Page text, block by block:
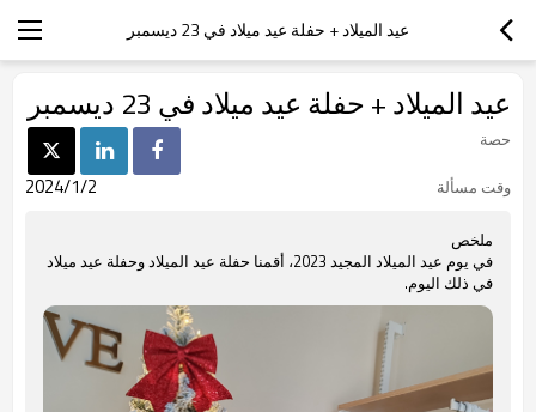
عيد الميلاد + حفلة عيد ميلاد في 23 ديسمبر
عيد الميلاد + حفلة عيد ميلاد في 23 ديسمبر
حصة
وقت مسألة
2024/1/2
ملخص
في يوم عيد الميلاد المجيد 2023، أقمنا حفلة عيد الميلاد وحفلة عيد ميلاد
في ذلك اليوم.